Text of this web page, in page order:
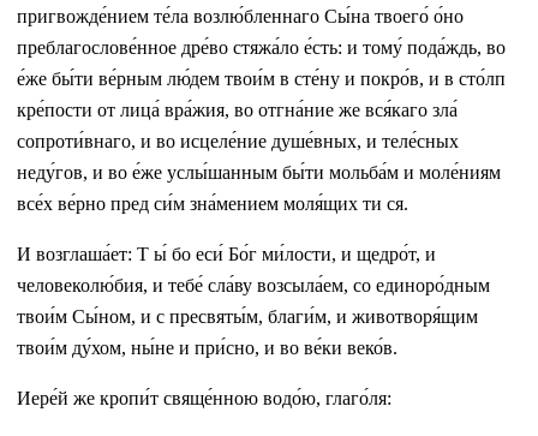
пригвожде́нием те́ла возлю́бленнаго Сы́на твоего́ о́но
преблагослове́нное дре́во стяжа́ло е́сть: и тому́ пода́ждь, во
е́же бы́ти ве́рным лю́дем твои́м в сте́ну и покро́в, и в сто́лп
кре́пости от лица́ вра́жия, во отгна́ние же вся́каго зла́
сопроти́внаго, и во исцеле́ние душе́вных, и теле́сных
неду́гов, и во е́же услы́шанным бы́ти мольба́м и моле́ниям
все́х ве́рно пред си́м зна́мением моля́щих ти ся.
И возглаша́ет: Т ы́ бо еси́ Бо́г ми́лости, и щедро́т, и
человеколю́бия, и тебе́ сла́ву возсыла́ем, со единоро́дным
твои́м Сы́ном, и с пресвяты́м, благи́м, и животворя́щим
твои́м ду́хом, ны́не и при́сно, и во ве́ки веко́в.
Иере́й же кропи́т свяще́нною водо́ю, глаго́ля: